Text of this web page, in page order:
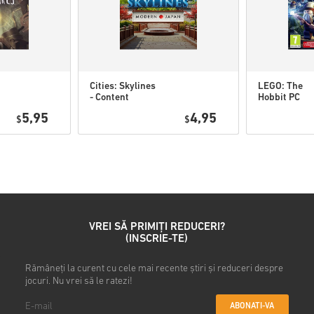
• Alege produsul
• Introdu adresa ta de e-mail
• Selectează metoda de
• Finalizează comanda
$5,95
Cities: Skylines
- Content
DLC PC Steam
$4,95
LEGO: The
Hobbit PC
VREI SĂ PRIMIȚI REDUCERI?
(INSCRIE-TE)
Rămâneți la curent cu cele mai recente știri și reduceri despre
jocuri. Nu vrei să le ratezi!
ABONATI-VA